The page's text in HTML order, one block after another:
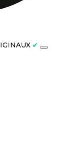
✔